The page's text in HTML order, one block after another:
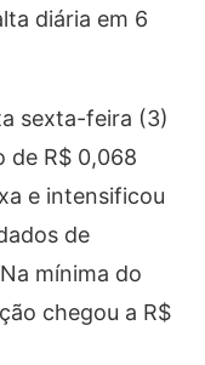
diária em 6
sexta-feira (3)
de R$ 0,068
e intensificou
de
mínima do
chegou a R$